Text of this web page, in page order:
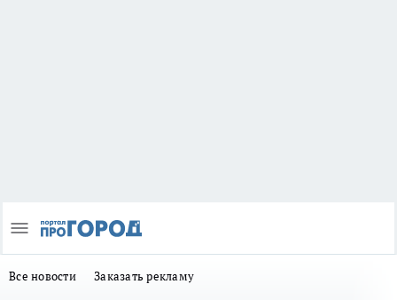
Все новости Заказать рекламу